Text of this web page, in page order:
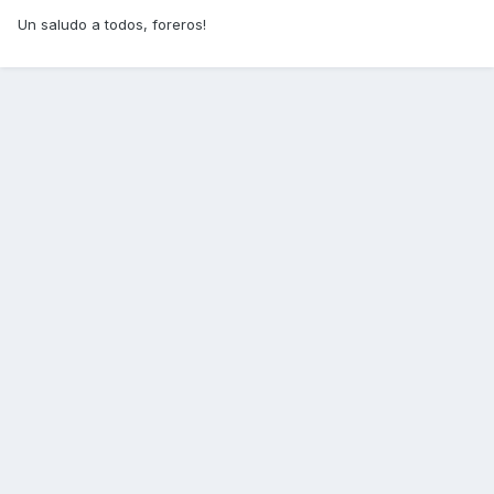
Un saludo a todos, foreros!